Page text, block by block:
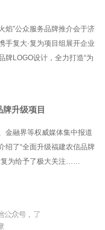
焰”公众服务品牌推介会于济
手复大·复为项目组展开企业
牌LOGO设计，全力打造“为
升级项目
金融界等权威媒体集中报道
绍了“全面升级福建农信品牌
复为给予了极大关注……